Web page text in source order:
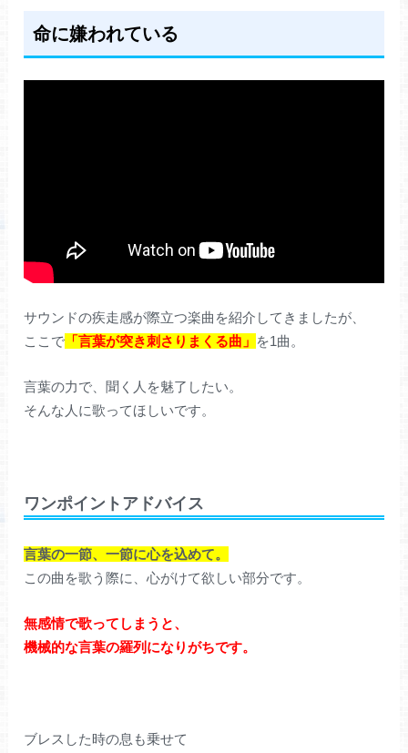
命に嫌われている
サウンドの疾走感が際立つ楽曲を紹介してきましたが、
ここで 「言葉が突き刺さりまくる曲」 を1曲。
言葉の力で、聞く人を魅了したい。
そんな人に歌ってほしいです。
ワンポイントアドバイス
言葉の一節、一節に心を込めて。
この曲を歌う際に、心がけて欲しい部分です。
無感情で歌ってしまうと、
機械的な言葉の羅列になりがちです。
ブレスした時の息も乗せて